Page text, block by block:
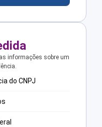
informações sobre um
do CNPJ